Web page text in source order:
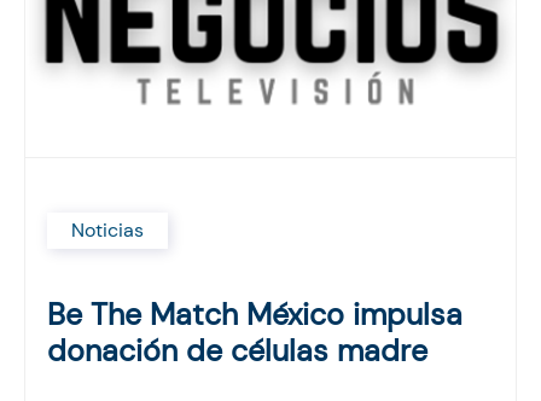
Noticias
Be The Match México impulsa
donación de células madre